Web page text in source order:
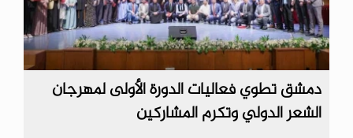
دمشق تطوي فعاليات الدورة الأولى لمهرجان
الشعر الدولي وتكرم المشاركين